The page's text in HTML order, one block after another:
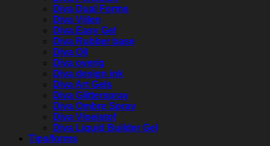
Diva Dual Forms
Diva Vijlen
Diva Easy Gel
Diva Rubber base
Diva Oil
Diva overig
Diva design ink
Diva Art Gels
Diva Glitterspray
Diva Ombre Spray
Diva Vloeistof
Diva Liquid Builder Gel
Tips/forms